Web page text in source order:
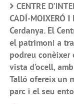
CENTRE
CADÍ-MOIXERÓ
Cerdanya. El
el patrimoni a
podreu conèixer
vista d’ocell,
Talló ofereix un
parc i el seu